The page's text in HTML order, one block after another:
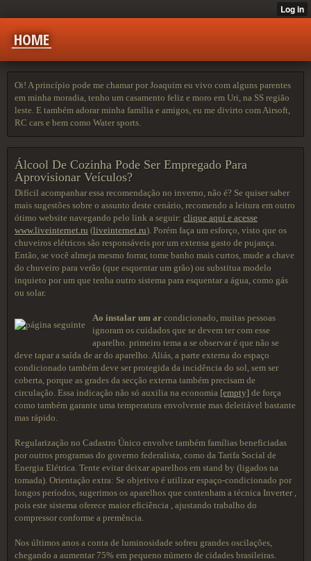
HOME
Oi! A princípio pode me chamar por Joaquim eu vivo com alguns parentes
em minha moradia, tenho um casamento feliz e moro em Uri, na SS regiăo
leste. E também adorar minha família e amigos, eu me divirto com Airsoft,
RC cars e bem como Water sports.
Álcool De Cozinha Pode Ser Empregado Para
Aprovisionar Veículos?
Difícil acompanhar essa recomendação no inverno, não é? Se quiser saber
mais sugestões sobre o assunto deste cenário, recomendo a leitura em outro
ótimo website navegando pelo link a seguir: clique aqui e acesse
www.liveinternet.ru (liveinternet.ru). Porém faça um esforço, visto que os
chuveiros elétricos são responsáveis por um extensa gasto de pujança.
Então, se você almeja mesmo forrar, tome banho mais curtos, mude a chave
do chuveiro para verão (que esquentar um grão) ou substitua modelo
inquieto por um que tenha outro sistema para esquentar a água, como gás
ou solar.
Ao instalar um ar condicionado, muitas pessoas
ignoram os cuidados que se devem ter com esse
aparelho. primeiro tema a se observar é que não se
deve tapar a saída de ar do aparelho. Aliás, a parte externa do espaço
condicionado também deve ser protegida da incidência do sol, sem ser
coberta, porque as grades da secção externa também precisam de
circulação. Essa indicação não só auxilia na economia [empty] de força
como também garante uma temperatura envolvente mas deleitável bastante
mas rápido.
Regularização no Cadastro Único envolve também famílias beneficiadas
por outros programas do governo federalista, como da Tarifa Social de
Energia Elétrica. Tente evitar deixar aparelhos em stand by (ligados na
tomada). Orientação extra: Se objetivo é utilizar espaço-condicionado por
longos períodos, sugerimos os aparelhos que contenham a técnica Inverter ,
pois este sistema oferece maior eficiência , ajustando trabalho do
compressor conforme a premência.
Nos últimos anos a conta de luminosidade sofreu grandes oscilações,
chegando a aumentar 75% em pequeno número de cidades brasileiras.